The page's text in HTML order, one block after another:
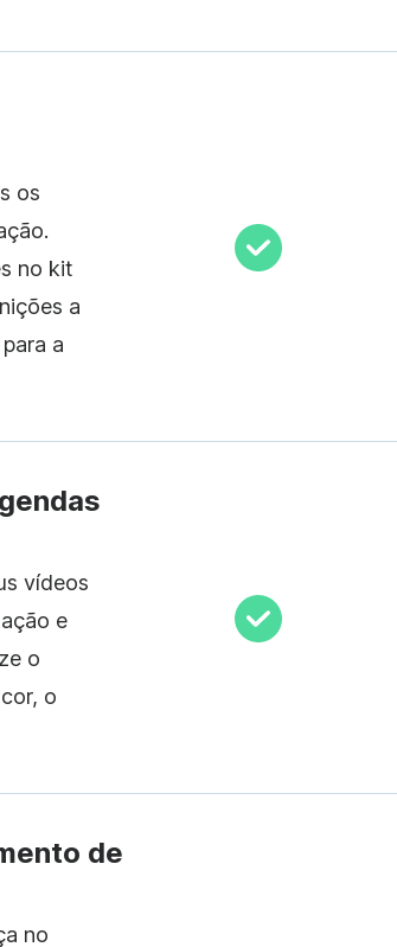
os
no kit
a
a
vídeos
e
o
o
de
no